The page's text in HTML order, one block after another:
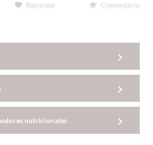
Recordar Comentario
nutricionales